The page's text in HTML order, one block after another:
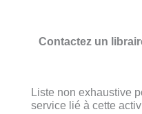
Contactez un
Liste non exhaustive
service lié à cette